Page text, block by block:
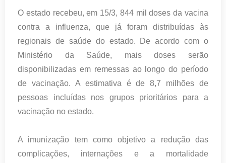
O estado recebeu, em 15/3, 844 mil doses da vacina
contra a influenza, que já foram distribuídas às
regionais de saúde do estado. De acordo com o
Ministério da Saúde, mais doses serão
disponibilizadas em remessas ao longo do período
de vacinação. A estimativa é de 8,7 milhões de
pessoas incluídas nos grupos prioritários para a
vacinação no estado.
A imunização tem como objetivo a redução das
complicações, internações e a mortalidade